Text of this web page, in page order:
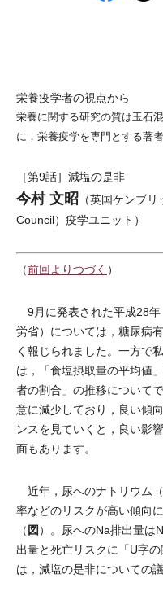
栄養疫学者の視点から
栄養に関する研究の質は玉石
に，栄養疫学を専門とする著
［第9話］減塩の是非
今村 文昭 （英国ケンブ
Council）疫学ユニット）
（前回よりつづく ）
9月に発表された平成28年
労省）については，糖尿病
く報じられました。一方で
は，「食塩摂取量の平均値
者の割合」の推移について
意に減少しており，良い傾
ンスを見ていくと，良い影
面もあります。
近年，尿へのナトリウム
率などのリスクが高い傾向
（図）。尿へのNa排出量は
出量と死亡リスクに「U字
は，減塩の是非についての